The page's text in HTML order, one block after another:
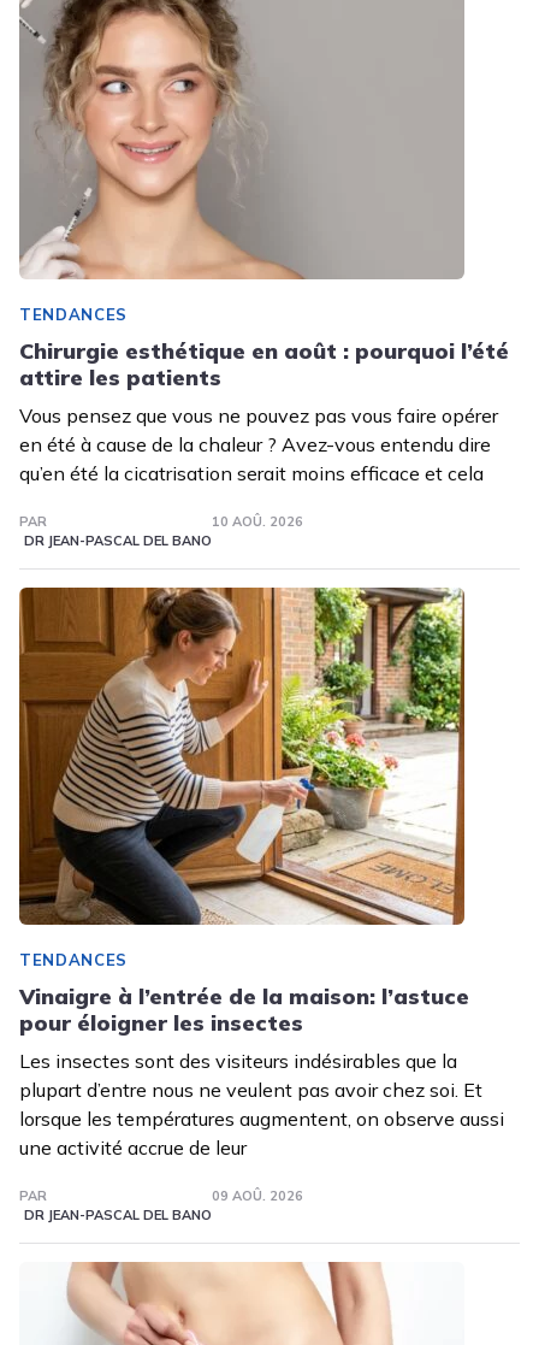
TENDANCES
Chirurgie esthétique en août : pourquoi l’été
attire les patients
Vous pensez que vous ne pouvez pas vous faire opérer
en été à cause de la chaleur ? Avez-vous entendu dire
qu’en été la cicatrisation serait moins efficace et cela
PAR
DR JEAN-PASCAL DEL BANO
10 AOÛ. 2026
TENDANCES
Vinaigre à l’entrée de la maison: l’astuce
pour éloigner les insectes
Les insectes sont des visiteurs indésirables que la
plupart d’entre nous ne veulent pas avoir chez soi. Et
lorsque les températures augmentent, on observe aussi
une activité accrue de leur
PAR
DR JEAN-PASCAL DEL BANO
09 AOÛ. 2026